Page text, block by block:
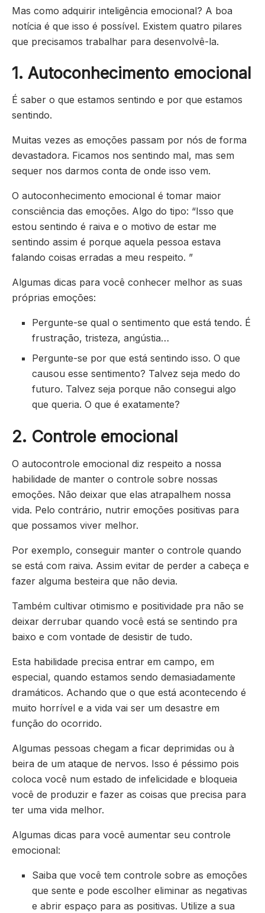
Mas como adquirir inteligência emocional? A boa
notícia é que isso é possível. Existem quatro pilares
que precisamos trabalhar para desenvolvê-la.
1. Autoconhecimento emocional
É saber o que estamos sentindo e por que estamos
sentindo.
Muitas vezes as emoções passam por nós de forma
devastadora. Ficamos nos sentindo mal, mas sem
sequer nos darmos conta de onde isso vem.
O autoconhecimento emocional é tomar maior
consciência das emoções. Algo do tipo: “Isso que
estou sentindo é raiva e o motivo de estar me
sentindo assim é porque aquela pessoa estava
falando coisas erradas a meu respeito. ”
Algumas dicas para você conhecer melhor as suas
próprias emoções:
Pergunte-se qual o sentimento que está tendo. É
frustração, tristeza, angústia…
Pergunte-se por que está sentindo isso. O que
causou esse sentimento? Talvez seja medo do
futuro. Talvez seja porque não consegui algo
que queria. O que é exatamente?
2. Controle emocional
O autocontrole emocional diz respeito a nossa
habilidade de manter o controle sobre nossas
emoções. Não deixar que elas atrapalhem nossa
vida. Pelo contrário, nutrir emoções positivas para
que possamos viver melhor.
Por exemplo, conseguir manter o controle quando
se está com raiva. Assim evitar de perder a cabeça e
fazer alguma besteira que não devia.
Também cultivar otimismo e positividade pra não se
deixar derrubar quando você está se sentindo pra
baixo e com vontade de desistir de tudo.
Esta habilidade precisa entrar em campo, em
especial, quando estamos sendo demasiadamente
dramáticos. Achando que o que está acontecendo é
muito horrível e a vida vai ser um desastre em
função do ocorrido.
Algumas pessoas chegam a ficar deprimidas ou à
beira de um ataque de nervos. Isso é péssimo pois
coloca você num estado de infelicidade e bloqueia
você de produzir e fazer as coisas que precisa para
ter uma vida melhor.
Algumas dicas para você aumentar seu controle
emocional:
Saiba que você tem controle sobre as emoções
que sente e pode escolher eliminar as negativas
e abrir espaço para as positivas. Utilize a sua